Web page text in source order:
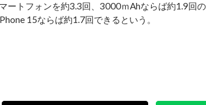
トフォンを約3.3回、3000ｍAhならば約1.9回
15ならば約1.7回できるという。